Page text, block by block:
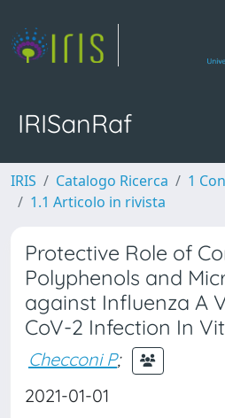
IRISanRaf
IRIS Catalogo Ricerca
1
1.1 Articolo in rivista
Protective Role of
Polyphenols and
against Influenza A
CoV-2 Infection In
Checconi P;
2021-01-01